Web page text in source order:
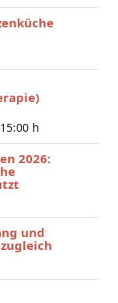
15:00 h
2026:
und